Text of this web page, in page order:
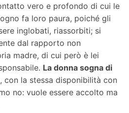
vero e profondo di cui le
fa loro paura, poiché gli
inglobati, riassorbiti; si
dal rapporto non
madre, di cui però è lei
La donna sogna di
, con la stessa disponibilità con
no: vuole essere accolto ma